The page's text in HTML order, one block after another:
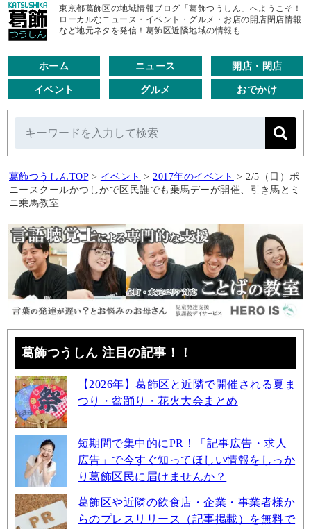
東京都葛飾区の地域情報ブログ「葛飾つうしん」へようこそ！
ローカルなニュース・イベント・グルメ・お店の開店閉店情報
など地元ネタを発信！葛飾区近隣地域の情報も
ホーム ニュース 開店・閉店
イベント グルメ おでかけ
葛飾つうしんTOP > イベント > 2017年のイベント > 2/5（日）ポ
ニースクールかつしかで区民誰でも乗馬デーが開催、引き馬とミ
ニ乗馬教室
葛飾つうしん 注目の記事！！
【2026年】葛飾区と近隣で開催される夏ま
つり・盆踊り・花火大会まとめ
短期間で集中的にPR！「記事広告・求人
広告」で今すぐ知ってほしい情報をしっか
り葛飾区民に届けませんか？
葛飾区や近隣の飲食店・企業・事業者様か
らのプレスリリース（記事掲載）を無料で